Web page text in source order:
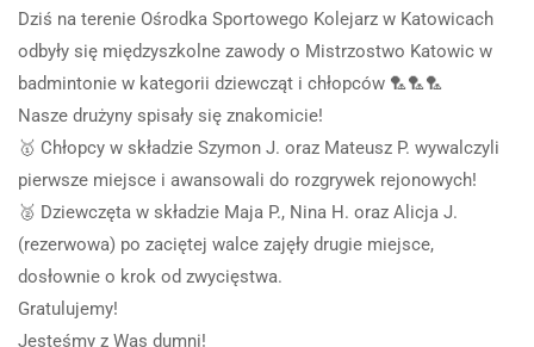
Dziś na terenie Ośrodka Sportowego Kolejarz w Katowicach
odbyły się międzyszkolne zawody o Mistrzostwo Katowic w
badmintonie w kategorii dziewcząt i chłopców 🏸🏸🏸
Nasze drużyny spisały się znakomicie!
🥇 Chłopcy w składzie Szymon J. oraz Mateusz P. wywalczyli
pierwsze miejsce i awansowali do rozgrywek rejonowych!
🥈 Dziewczęta w składzie Maja P., Nina H. oraz Alicja J.
(rezerwowa) po zaciętej walce zajęły drugie miejsce,
dosłownie o krok od zwycięstwa.
Gratulujemy!
Jesteśmy z Was dumni!